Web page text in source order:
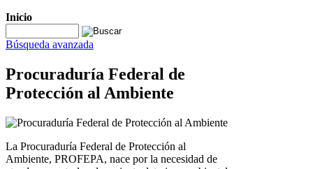
Inicio
Búsqueda avanzada
Procuraduría Federal de
Protección al Ambiente
La Procuraduría Federal de Protección al
Ambiente, PROFEPA, nace por la necesidad de